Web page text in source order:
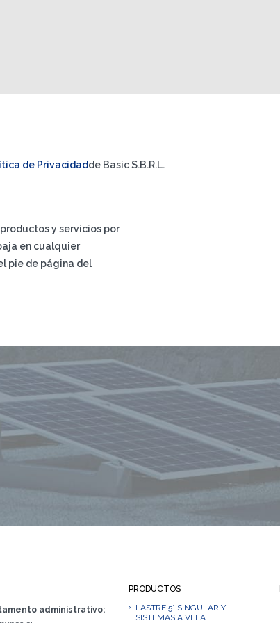
de Privacidadde Basic S.B.R.L.
y servicios por
en cualquier
pie de página del
administrativo:
PRODUCTOS
LASTRE 5° SINGULAR Y
SISTEMAS A VELA